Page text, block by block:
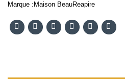
Marque : Maison BeauReapire